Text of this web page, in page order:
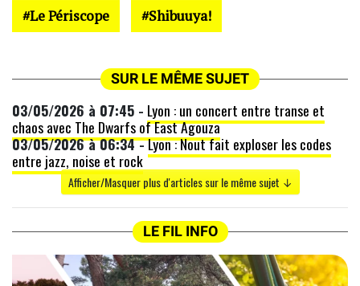
Le Périscope Shibuuya!
SUR LE MÊME SUJET
03/05/2026 à 07:45 - Lyon : un concert entre transe et
chaos avec The Dwarfs of East Agouza
03/05/2026 à 06:34 -Lyon : Nout fait exploser les codes
entre jazz, noise et rock
Afficher/Masquer plus d'articles sur le même sujet ↓
LE FIL INFO